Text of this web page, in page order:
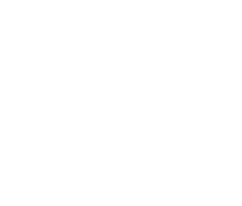
Los hechos
familiar cuando
víctima, un hombre
Tras aparcar en
una discusión que